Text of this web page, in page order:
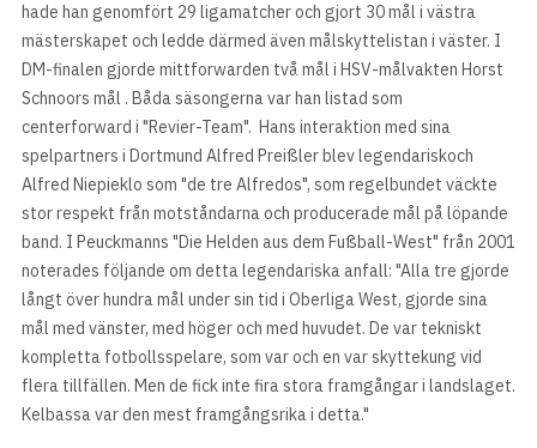
hade han genomfört 29 ligamatcher och gjort 30 mål i västra
mästerskapet och ledde därmed även målskyttelistan i väster. I
DM-finalen gjorde mittforwarden två mål i HSV-målvakten Horst
Schnoors mål . Båda säsongerna var han listad som
centerforward i "Revier-Team". Hans interaktion med sina
spelpartners i Dortmund Alfred Preißler blev legendariskoch
Alfred Niepieklo som "de tre Alfredos", som regelbundet väckte
stor respekt från motståndarna och producerade mål på löpande
band. I Peuckmanns "Die Helden aus dem Fußball-West" från 2001
noterades följande om detta legendariska anfall: "Alla tre gjorde
långt över hundra mål under sin tid i Oberliga West, gjorde sina
mål med vänster, med höger och med huvudet. De var tekniskt
kompletta fotbollsspelare, som var och en var skyttekung vid
flera tillfällen. Men de fick inte fira stora framgångar i landslaget.
Kelbassa var den mest framgångsrika i detta."